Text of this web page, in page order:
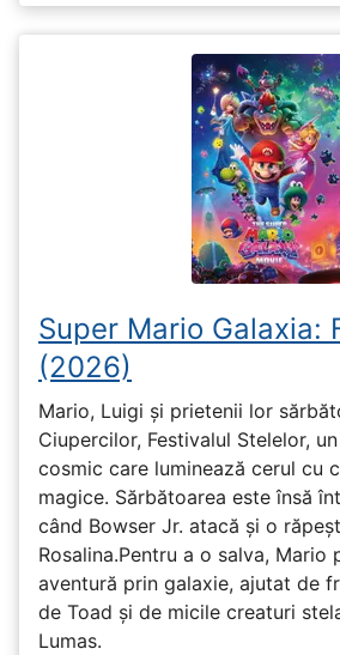
Super Mario Galaxia:
(2026)
Mario, Luigi și prietenii lor
Ciupercilor, Festivalul Stelelor,
cosmic care luminează cerul cu
magice. Sărbătoarea este însă
când Bowser Jr. atacă și o
Rosalina.Pentru a o salva, Mario
aventură prin galaxie, ajutat de
de Toad și de micile creaturi
Lumas.